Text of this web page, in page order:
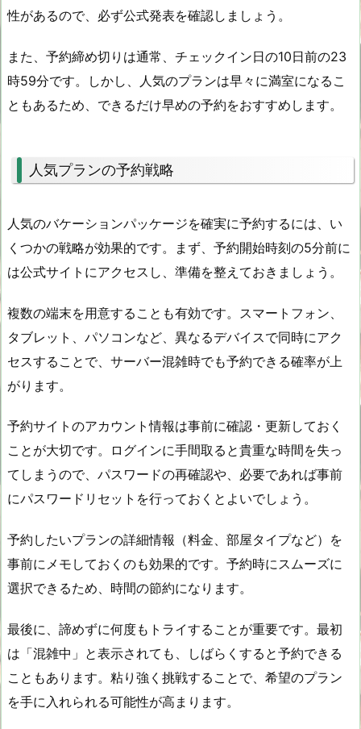
性があるので、必ず公式発表を確認しましょう。
また、予約締め切りは通常、チェックイン日の10日前の23
時59分です。しかし、人気のプランは早々に満室になるこ
ともあるため、できるだけ早めの予約をおすすめします。
人気プランの予約戦略
人気のバケーションパッケージを確実に予約するには、い
くつかの戦略が効果的です。まず、予約開始時刻の5分前に
は公式サイトにアクセスし、準備を整えておきましょう。
複数の端末を用意することも有効です。スマートフォン、
タブレット、パソコンなど、異なるデバイスで同時にアク
セスすることで、サーバー混雑時でも予約できる確率が上
がります。
予約サイトのアカウント情報は事前に確認・更新しておく
ことが大切です。ログインに手間取ると貴重な時間を失っ
てしまうので、パスワードの再確認や、必要であれば事前
にパスワードリセットを行っておくとよいでしょう。
予約したいプランの詳細情報（料金、部屋タイプなど）を
事前にメモしておくのも効果的です。予約時にスムーズに
選択できるため、時間の節約になります。
最後に、諦めずに何度もトライすることが重要です。最初
は「混雑中」と表示されても、しばらくすると予約できる
こともあります。粘り強く挑戦することで、希望のプラン
を手に入れられる可能性が高まります。